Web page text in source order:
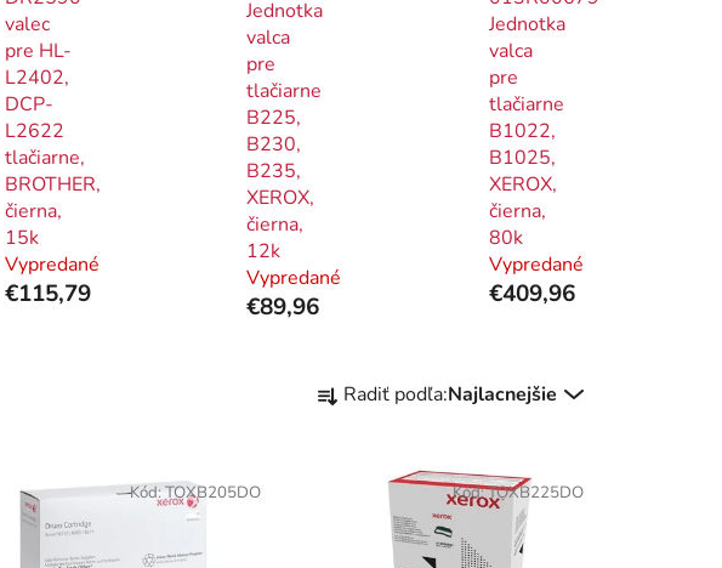
valec
pre HL-
L2402,
DCP-
L2622
tlačiarne,
BROTHER,
čierna,
15k
Vypredané
€115,79
Jednotka
valca
pre
tlačiarne
B225,
B230,
B235,
XEROX,
čierna,
12k
Vypredané
€89,96
Jednotka
valca
pre
tlačiarne
B1022,
B1025,
XEROX,
čierna,
80k
Vypredané
€409,96
a Radiť podľa:Najlacnejšie
Kód:TOXB205DO Kód:TOXB225DO